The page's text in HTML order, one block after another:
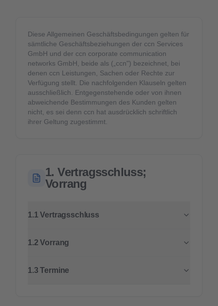
Diese Allgemeinen Geschäftsbedingungen gelten für
sämtliche Geschäftsbeziehungen der ccn Services
GmbH und der ccn corporate communication
networks GmbH, beide als („ccn") bezeichnet, bei
denen ccn Leistungen, Sachen oder Rechte zur
Verfügung stellt. Die nachfolgenden Klauseln gelten
ausschließlich. Entgegenstehende oder von ihnen
abweichende Bestimmungen des Kunden gelten
nicht, es sei denn ccn hat ausdrücklich schriftlich
ihrer Geltung zugestimmt.
1. Vertragsschluss;
Vorrang
1.1 Vertragsschluss
1.2 Vorrang
1.3 Termine